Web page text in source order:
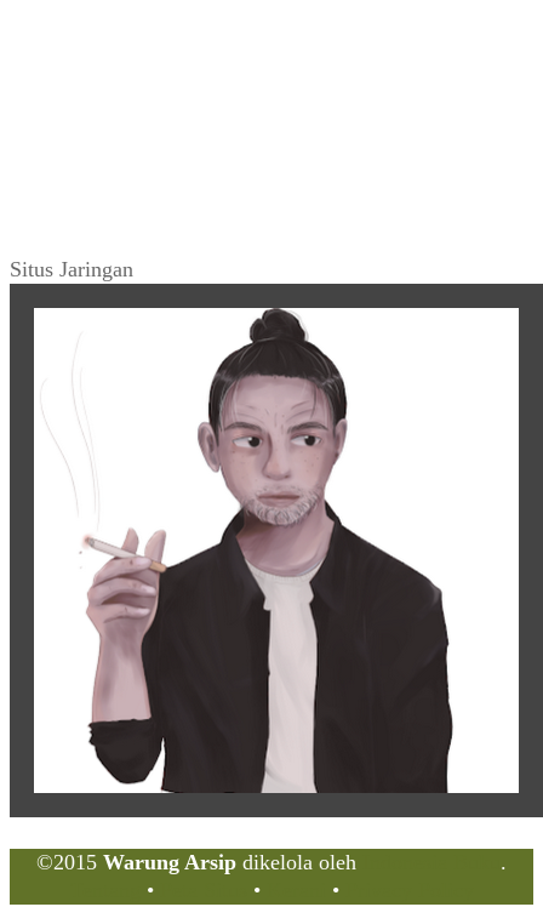
Situs Jaringan
©2015 Warung Arsip dikelola oleh
.
• • •